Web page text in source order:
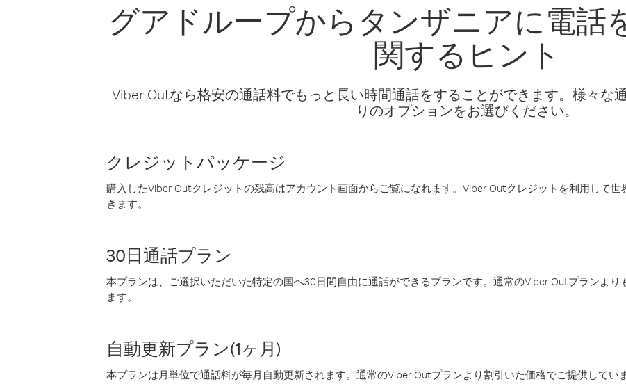
グアドループからタンザニアに電話
関するヒント
Viber Outなら格安の通話料でもっと長い時間通話をすることができます。様々な
りのオプションをお選びください。
クレジットパッケージ
購入したViber Outクレジットの残高はアカウント画面からご覧になれます。Viber Outクレジットを利用して
きます。
30日通話プラン
本プランは、ご選択いただいた特定の国へ30日間自由に通話ができるプランです。通常のViber Outプランより
ます。
自動更新プラン(1ヶ月)
本プランは月単位で通話料が毎月自動更新されます。通常のViber Outプランより割引いた価格でご提供していま